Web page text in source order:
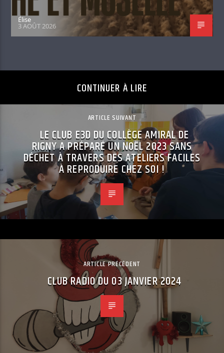
Élise
3 AOÛT 2026
CONTINUER À LIRE
ARTICLE SUIVANT
LE CLUB E3D DU COLLÈGE AMIRAL DE
RIGNY A PRÉPARÉ UN NOËL 2023 SANS
DÉCHET À TRAVERS DES ATELIERS FACILES
À REPRODUIRE CHEZ SOI !
ARTICLE PRÉCÉDENT
CLUB RADIO DU 03 JANVIER 2024